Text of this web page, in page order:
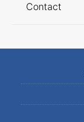
Contact